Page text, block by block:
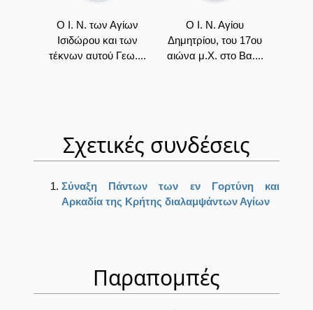
Ο Ι. Ν. των Αγίων
Ισιδώρου και των
τέκνων αυτού Γεω....
Ο Ι. Ν. Αγίου
Δημητρίου, του 17ου
αιώνα μ.Χ. στο Βα....
Σχετικές συνδέσεις
Σύναξη Πάντων των εν Γορτύνη και
Αρκαδία της Κρήτης διαλαμψάντων Αγίων
Παραπομπές